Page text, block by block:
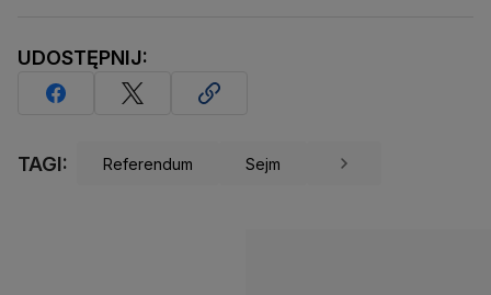
UDOSTĘPNIJ:
TAGI: Referendum Sejm